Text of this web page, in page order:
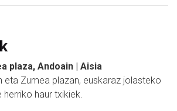
plaza, Andoain | Aisia
eta Zumea plazan, euskaraz jolasteko
haur txikiek.